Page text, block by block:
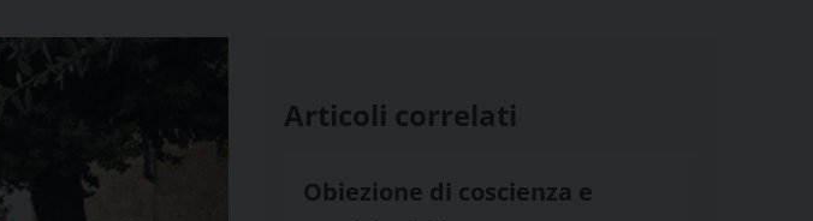
Articoli correlati
Obiezione di coscienza e